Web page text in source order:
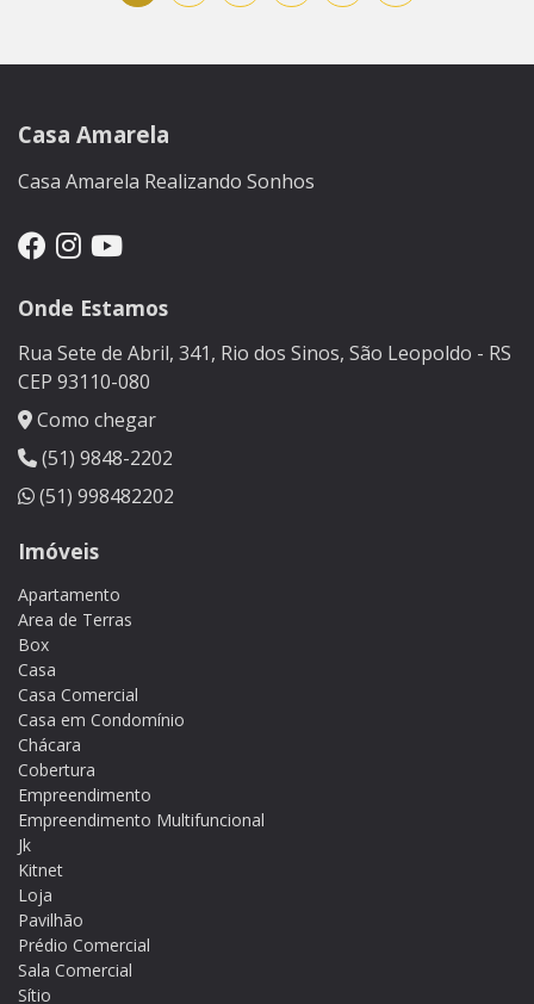
Casa Amarela
Casa Amarela Realizando Sonhos
Onde Estamos
Rua Sete de Abril, 341, Rio dos Sinos, São Leopoldo - RS
CEP 93110-080
Como chegar
(51) 9848-2202
(51) 998482202
Imóveis
Apartamento
Area de Terras
Box
Casa
Casa Comercial
Casa em Condomínio
Chácara
Cobertura
Empreendimento
Empreendimento Multifuncional
Jk
Kitnet
Loja
Pavilhão
Prédio Comercial
Sala Comercial
Sítio